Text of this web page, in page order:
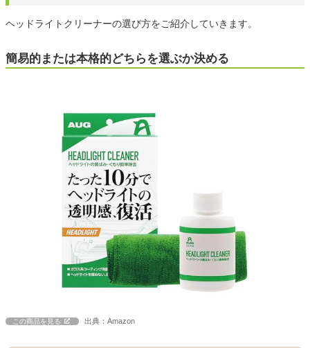
ヘッドライトクリーナーの選び方をご紹介していきます。
簡易的または本格的どちらを選ぶか決める
この商品を見る 出典：Amazon